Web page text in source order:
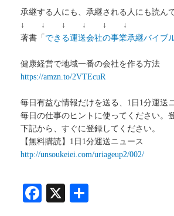
承継する人にも、承継される人にも読ん
↓ ↓ ↓ ↓ ↓ ↓
著書「 できる運送会社の事業承継バイブ
健康経営で地域一番の会社を作る方法
https://amzn.to/2VTEcuR
毎日有益な情報だけを送る、1日1分運送
毎日の仕事のヒントに使ってください。
下記から、すぐに登録してください。
【無料購読】1日1分運送ニュース
http://unsoukeiei.com/uriageup2/002/
Facebook
X